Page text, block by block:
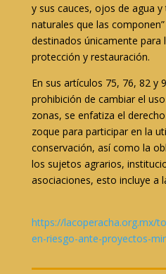
y sus cauces, ojos de agua
naturales que las
destinados únicamente para
protección y restauración.
En sus artículos 75, 76, 82 y
prohibición de cambiar el
zonas, se enfatiza el
zoque para participar en la
conservación, así como la
los sujetos agrarios,
asociaciones, esto incluye a
https://lacoperacha.org.mx/
en-riesgo-ante-proyectos-